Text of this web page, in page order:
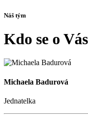
Náš tým
Kdo se o
Michaela Badurová
Jednatelka